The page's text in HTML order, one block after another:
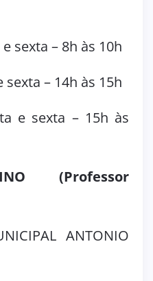
sexta – 8h às 10h
sexta – 14h às 15h
e sexta – 15h às
(Professor
ANTONIO